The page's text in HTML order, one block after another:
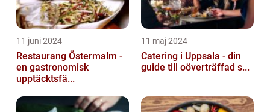
11 juni 2024
Restaurang Östermalm -
en gastronomisk
upptäcktsfä...
11 maj 2024
Catering i Uppsala - din
guide till oöverträffad s...